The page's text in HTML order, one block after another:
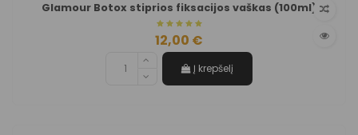
Glamour Botox stiprios fiksacijos vaškas (100ml)
12,00 €
Į krepšelį